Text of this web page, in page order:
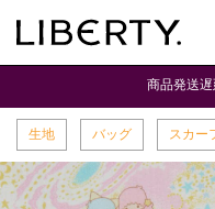
商品発送
生地 バッグ スカー